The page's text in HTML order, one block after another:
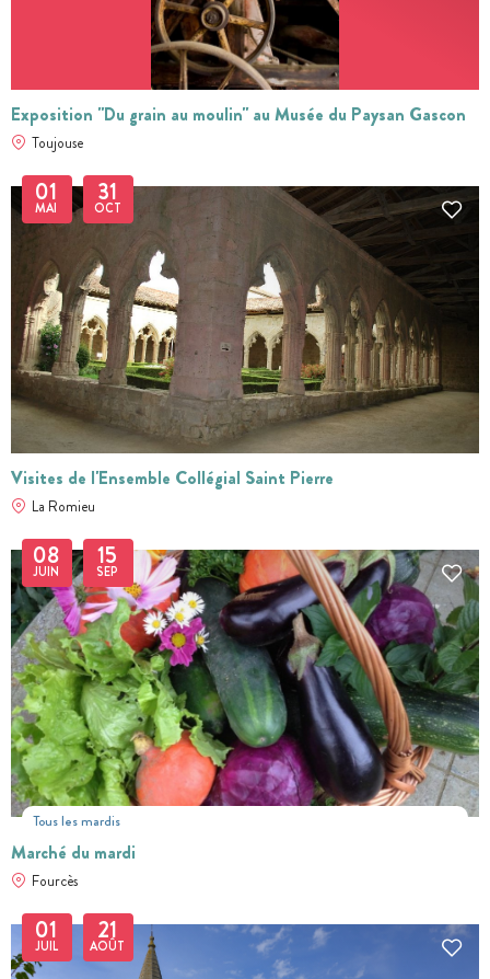
Exposition "Du grain au moulin" au Musée du Paysan Gascon
Toujouse
01
MAI 31
OCT
Visites de l'Ensemble Collégial Saint Pierre
La Romieu
Tous les mardis
08
JUIN 15
SEP
Marché du mardi
Fourcès
01
JUIL 21
AOÛT